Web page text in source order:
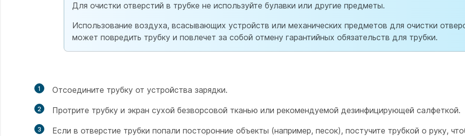
Для очистки отверстий в трубке не используйте булавки или другие предметы.
Использование воздуха, всасывающих устройств или механических предметов для очистки
может повредить трубку и повлечет за собой отмену гарантийных обязательств для трубки.
1 Отсоедините трубку от устройства зарядки.
2 Протрите трубку и экран сухой безворсовой тканью или рекомендуемой дезинфицирующей салфеткой.
3
Если в отверстие трубки попали посторонние объекты (например, песок), постучите трубкой о руку,